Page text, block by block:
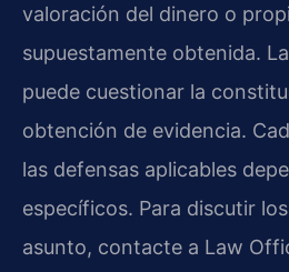
valoración del dinero o
supuestamente obtenida.
puede cuestionar la
obtención de evidencia.
las defensas aplicables
específicos. Para discutir
asunto, contacte a Law